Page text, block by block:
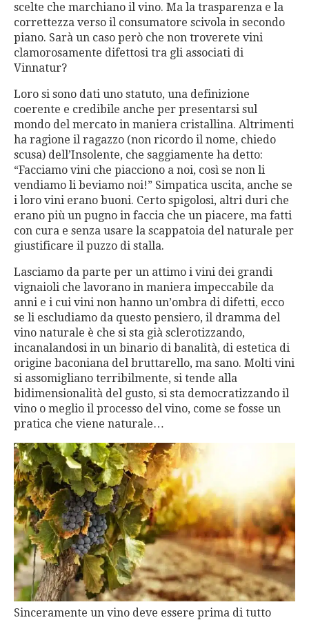
scelte che marchiano il vino. Ma la trasparenza e la
correttezza verso il consumatore scivola in secondo
piano. Sarà un caso però che non troverete vini
clamorosamente difettosi tra gli associati di
Vinnatur?
Loro si sono dati uno statuto, una definizione
coerente e credibile anche per presentarsi sul
mondo del mercato in maniera cristallina. Altrimenti
ha ragione il ragazzo (non ricordo il nome, chiedo
scusa) dell’Insolente, che saggiamente ha detto:
“Facciamo vini che piacciono a noi, così se non li
vendiamo li beviamo noi!” Simpatica uscita, anche se
i loro vini erano buoni. Certo spigolosi, altri duri che
erano più un pugno in faccia che un piacere, ma fatti
con cura e senza usare la scappatoia del naturale per
giustificare il puzzo di stalla.
Lasciamo da parte per un attimo i vini dei grandi
vignaioli che lavorano in maniera impeccabile da
anni e i cui vini non hanno un’ombra di difetti, ecco
se li escludiamo da questo pensiero, il dramma del
vino naturale è che si sta già sclerotizzando,
incanalandosi in un binario di banalità, di estetica di
origine baconiana del bruttarello, ma sano. Molti vini
si assomigliano terribilmente, si tende alla
bidimensionalità del gusto, si sta democratizzando il
vino o meglio il processo del vino, come se fosse un
pratica che viene naturale…
Sinceramente un vino deve essere prima di tutto